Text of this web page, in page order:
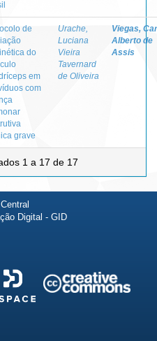
de
do
em
com
grave
Urache,
Luciana
Vieira
Tavernard
de Oliveira
Viegas,
Alberto de
Assis
1 a 17 de 17
Digital - GID